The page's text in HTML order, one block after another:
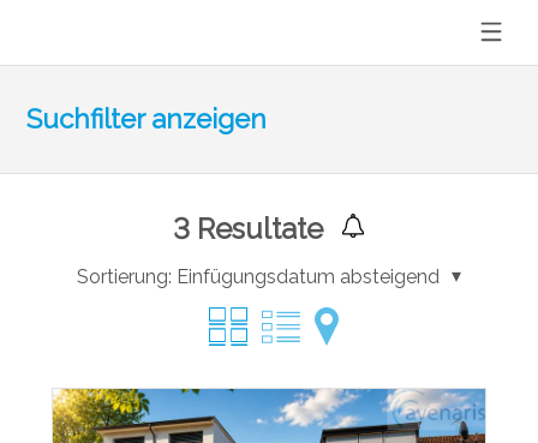
Suchfilter anzeigen
3Resultate
Sortierung: Einfügungsdatum absteigend